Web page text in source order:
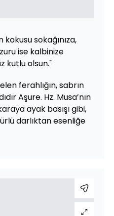
sokağınıza,
ise kalbinize
kutlu olsun."
ferahlığın, sabrın
Aşure. Hz. Musa’nın
ayak basışı gibi,
darlıktan esenliğe